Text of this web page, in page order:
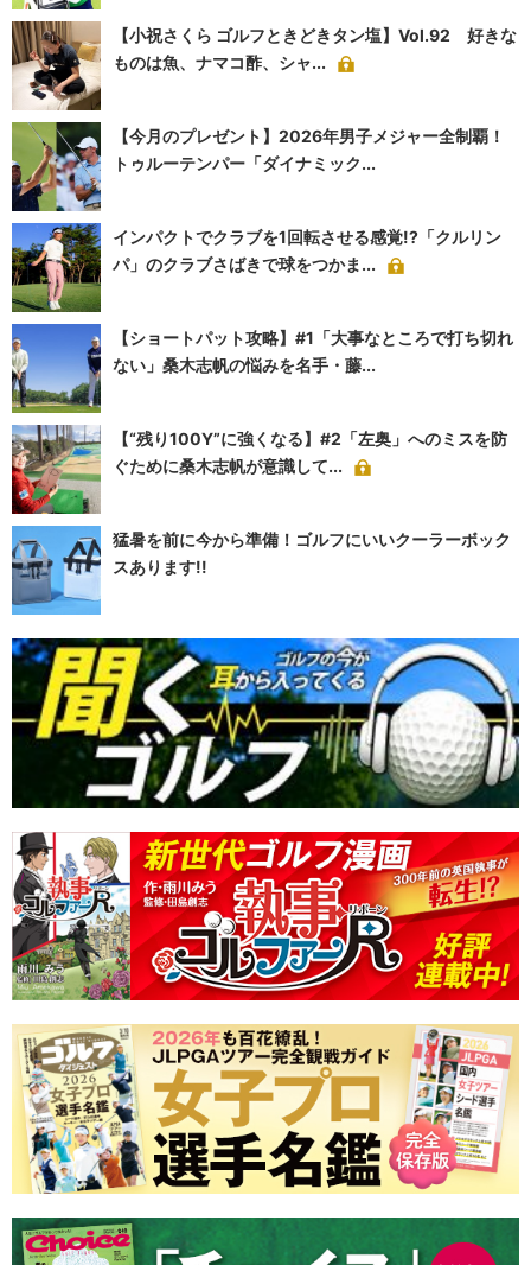
【小祝さくら ゴルフときどきタン塩】Vol.92 好きな
ものは魚、ナマコ酢、シャ...
【今月のプレゼント】2026年男子メジャー全制覇！
トゥルーテンパー「ダイナミック...
インパクトでクラブを1回転させる感覚!?「クルリン
パ」のクラブさばきで球をつかま...
【ショートパット攻略】#1「大事なところで打ち切れ
ない」桑木志帆の悩みを名手・藤...
【“残り100Y”に強くなる】#2「左奥」へのミスを防
ぐために桑木志帆が意識して...
猛暑を前に今から準備！ゴルフにいいクーラーボック
スあります!!